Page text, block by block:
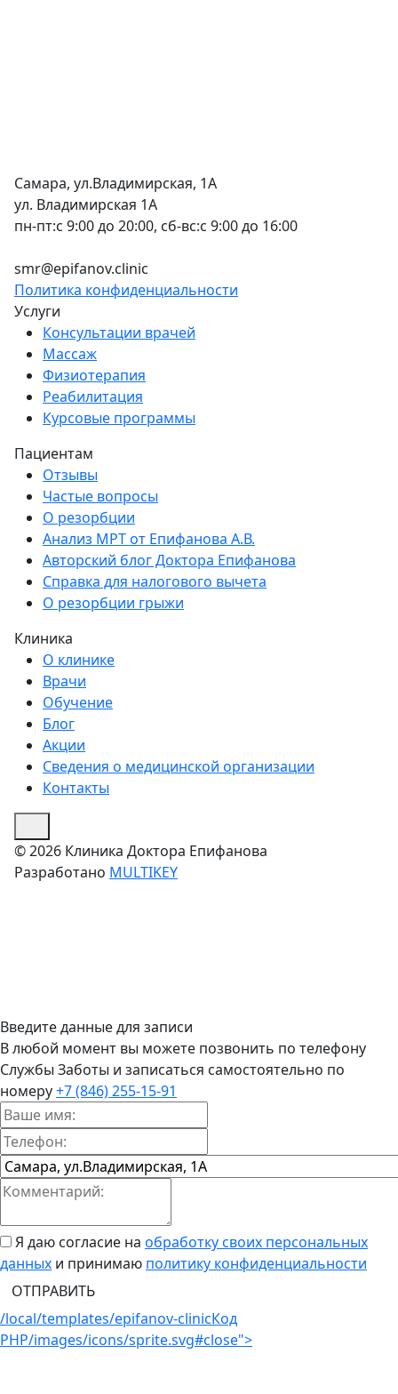
Самара, ул.Владимирская, 1А
ул. Владимирская 1А
пн-пт:с 9:00 до 20:00, сб-вс:с 9:00 до 16:00
smr@epifanov.clinic
Политика конфиденциальности
Услуги
Консультации врачей
Массаж
Физиотерапия
Реабилитация
Курсовые программы
Пациентам
Отзывы
Частые вопросы
О резорбции
Анализ МРТ от Епифанова А.В.
Авторский блог Доктора Епифанова
Справка для налогового вычета
О резорбции грыжи
Клиника
О клинике
Врачи
Обучение
Блог
Акции
Сведения о медицинской организации
Контакты
© 2026 Клиника Доктора Епифанова
Разработано MULTIKEY
Введите данные для записи
В любой момент вы можете позвонить по телефону
Службы Заботы и записаться самостоятельно по
номеру+7 (846) 255-15-91
Я даю согласие на обработку своих персональных
данных и принимаю политику конфиденциальности
ОТПРАВИТЬ
/local/templates/epifanov-clinicКод
PHP/images/icons/sprite.svg#close">